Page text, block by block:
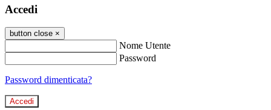
Accedi
button close ×
Nome Utente
Password
Password dimenticata?